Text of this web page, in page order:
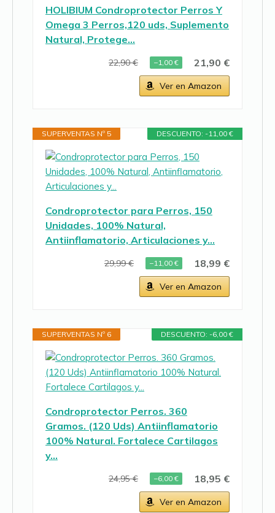
HOLIBIUM Condroprotector Perros Y
Omega 3 Perros,120 uds, Suplemento
Natural, Protege…
22,90 € −1,00 € 21,90 €
Ver en Amazon
DESCUENTO: -11,00 €
SUPERVENTAS Nº 5
Condroprotector para Perros, 150
Unidades, 100% Natural,
Antiinflamatorio, Articulaciones y…
29,99 € −11,00 € 18,99 €
Ver en Amazon
DESCUENTO: -6,00 €
SUPERVENTAS Nº 6
Condroprotector Perros. 360
Gramos. (120 Uds) Antiinflamatorio
100% Natural. Fortalece Cartilagos
y…
24,95 € −6,00 € 18,95 €
Ver en Amazon